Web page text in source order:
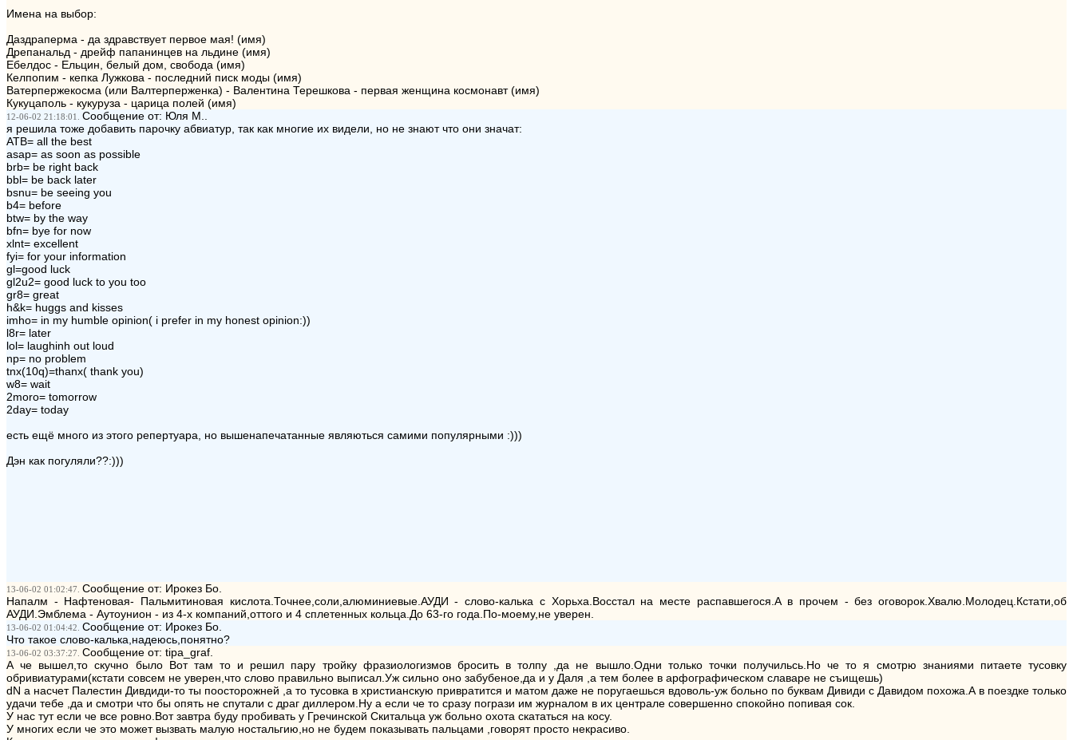
Имена на выбор:
Даздраперма - да здравствует первое мая! (имя)
Дрепанальд - дрейф папанинцев на льдине (имя)
Ебелдос - Ельцин, белый дом, свобода (имя)
Келпопим - кепка Лужкова - последний писк моды (имя)
Ватерпержекосма (или Валтерперженка) - Валентина Терешкова - первая женщина космонавт (имя)
Кукуцаполь - кукуруза - царица полей (имя)
12-06-02 21:18:01. Сообщение от: Юля М..
я решила тоже добавить парочку абвиатур, так как многие их видели, но не знают что они значат:
ATB= all the best
asap= as soon as possible
brb= be right back
bbl= be back later
bsnu= be seeing you
b4= before
btw= by the way
bfn= bye for now
xlnt= excellent
fyi= for your information
gl=good luck
gl2u2= good luck to you too
gr8= great
h&k= huggs and kisses
imho= in my humble opinion( i prefer in my honest opinion:))
l8r= later
lol= laughinh out loud
np= no problem
tnx(10q)=thanx( thank you)
w8= wait
2moro= tomorrow
2day= today
есть ещё много из этого репертуара, но вышенапечатанные являються самими популярными :)))
Дэн как погуляли??:)))
13-06-02 01:02:47. Сообщение от: Ирокез Бо.
Напалм - Нафтеновая- Пальмитиновая кислота.Точнее,соли,алюминиевые.АУДИ - слово-калька с Хорьха.Восстал на месте распавшегося.А в прочем - без оговорок.Хвалю.Молодец.Кстати,об
АУДИ.Эмблема - Аутоунион - из 4-х компаний,оттого и 4 сплетенных кольца.До 63-го года.По-моему,не уверен.
13-06-02 01:04:42. Сообщение от: Ирокез Бо.
Что такое слово-калька,надеюсь,понятно?
13-06-02 03:37:27. Сообщение от: tipa_graf.
А че вышел,то скучно было Вот там то и решил пару тройку фразиологизмов бросить в толпу ,да не вышло.Одни только точки получильсь.Но че то я смотрю знаниями питаете тусовку
обривиатурами(кстати совсем не уверен,что слово правильно выписал.Уж сильно оно забубеное,да и у Даля ,а тем более в арфографическом славаре не съищешь)
dN а насчет Палестин Дивдиди-то ты поосторожней ,а то тусовка в христианскую привратится и матом даже не поругаешься вдоволь-уж больно по буквам Дивиди с Давидом похожа.А в поездке только
удачи тебе ,да и смотри что бы опять не спутали с драг диллером.Ну а если че то сразу погрази им журналом в их централе совершенно спокойно попивая сок.
У нас тут если че все ровно.Вот завтра буду пробивать у Гречинской Скитальца уж больно охота скататься на косу.
У многих если че это может вызвать малую ностальгию,но не будем показывать пальцами ,говорят просто некрасиво.